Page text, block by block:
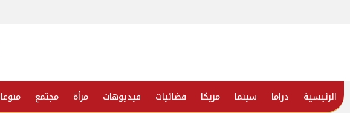
الرئيسية دراما سينما مزيكا فضائيات فيديوهات مرأة مجتمع